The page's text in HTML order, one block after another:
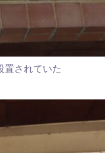
置されていた